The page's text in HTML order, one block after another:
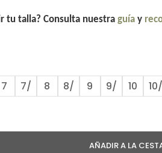
tu talla? Consulta nuestra guíay
7 7/ 8 8/ 9 9/ 10 10/
AÑADIR A LA